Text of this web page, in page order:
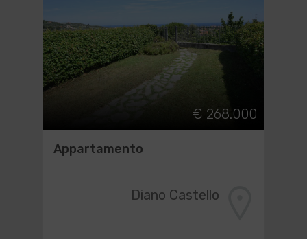
€ 268.000
Appartamento
Diano Castello